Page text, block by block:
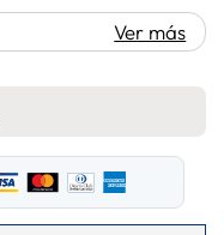
Ver más